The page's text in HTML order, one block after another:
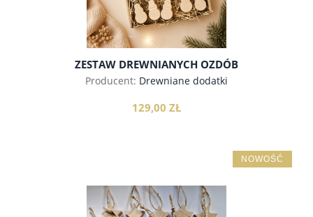
ZESTAW DREWNIANYCH OZDÓB
CHOINKOWYCH, 20SZT.
Producent: Drewniane dodatki
129,00 ZŁ
NOWOŚĆ